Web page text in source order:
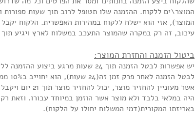
המוצר\ים ללקוח. ההזמנה שלו תטופל לרוב תוך שעות ספורות
עיכוב, זה רק במקרה שהמוצר התעכב במשלוח לארץ ויגיע תוך
ביטול הזמנה והחזרת המוצר:
יש אפשרות לבטל הזמנה תוך 24 שעות
אשר מעוניין
היה במלאי בלבד ולא מוצר אשר הוזמן במיוחד עבורו. וזאת
באריזתו המקורית(דמי המשלוח יחולו על הלקוח).